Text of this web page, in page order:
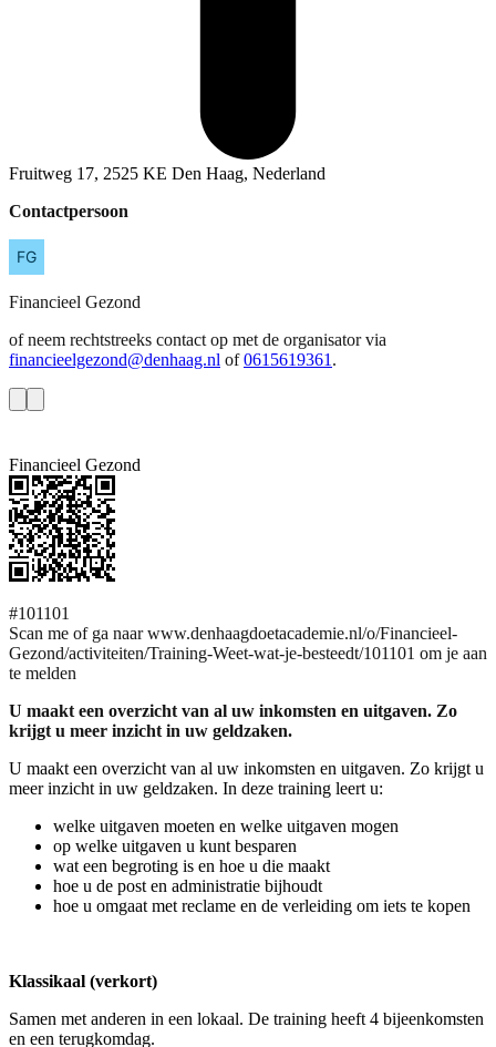
Fruitweg 17, 2525 KE Den Haag, Nederland
Contactpersoon
Financieel Gezond
of neem rechtstreeks contact op met de organisator via
financieelgezond@denhaag.nl of 0615619361 .
Financieel Gezond
#101101
Scan me of ga naar www.denhaagdoetacademie.nl/o/Financieel-
Gezond/activiteiten/Training-Weet-wat-je-besteedt/101101 om je aan
te melden
U maakt een overzicht van al uw inkomsten en uitgaven. Zo
krijgt u meer inzicht in uw geldzaken.
U maakt een overzicht van al uw inkomsten en uitgaven. Zo krijgt u
meer inzicht in uw geldzaken. In deze training leert u:
welke uitgaven moeten en welke uitgaven mogen
op welke uitgaven u kunt besparen
wat een begroting is en hoe u die maakt
hoe u de post en administratie bijhoudt
hoe u omgaat met reclame en de verleiding om iets te kopen
Klassikaal (verkort)
Samen met anderen in een lokaal. De training heeft 4 bijeenkomsten
en een terugkomdag.